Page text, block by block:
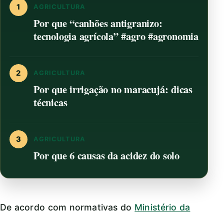
1 AGRICULTURA
Por que “canhões antigranizo:
tecnologia agrícola” #agro #agronomia
2 AGRICULTURA
Por que irrigação no maracujá: dicas
técnicas
3 AGRICULTURA
Por que 6 causas da acidez do solo
De acordo com normativas do Ministério da